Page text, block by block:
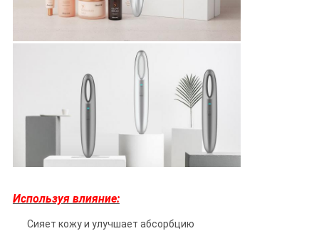
Используя влияние:
Сияет кожу и улучшает абсорбцию